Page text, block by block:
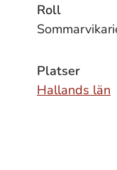
Roll
Platser
Hallands län